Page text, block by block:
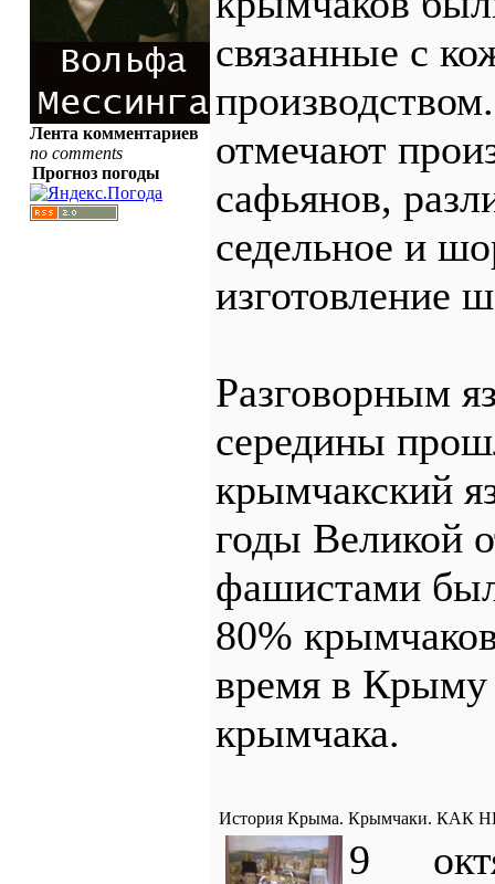
Лента комментариев
no comments
Прогноз погоды
связанные с
отмечают
сафьянов,
седельное и
изготовление
Разговорным
середины
крымчакский
годы Великой
фашистами
80%
время в Крыму
крымчака.
История Крыма. Крымчаки.
9